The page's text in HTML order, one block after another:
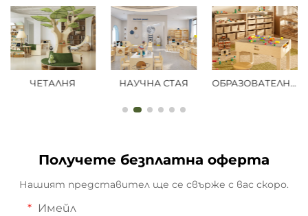
ЧЕТАЛНЯ НАУЧНА СТАЯ ОБРАЗОВАТЕЛНА ЗОНА ЗА ИГРА
Получете безплатна оферта
Нашият представител ще се свърже с вас скоро.
Имейл